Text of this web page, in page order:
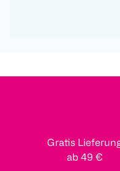
Gratis
ab 49 €